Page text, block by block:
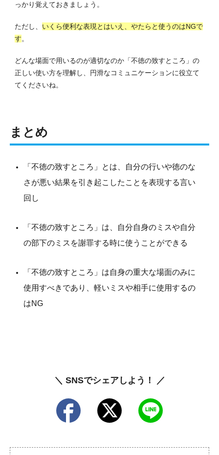
っかり覚えておきましょう。
ただし、 いくら便利な表現とはいえ、やたらと使うのはNGで
す。
どんな場面で用いるのが適切なのか「不徳の致すところ」の
正しい使い方を理解し、円滑なコミュニケーションに役立て
てくださいね。
まとめ
「不徳の致すところ」とは、自分の行いや徳のな
さが悪い結果を引き起こしたことを表現する言い
回し
「不徳の致すところ」は、自分自身のミスや自分
の部下のミスを謝罪する時に使うことができる
「不徳の致すところ」は自身の重大な場面のみに
使用すべきであり、軽いミスや相手に使用するの
はNG
＼ SNSでシェアしよう！ ／